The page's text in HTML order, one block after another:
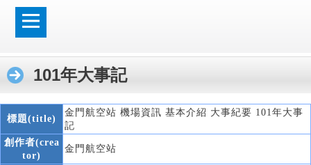
101年大事記
標題(title)
金門航空站 機場資訊 基本介紹 大事紀要 101年大事
記
創作者(crea
tor)
金門航空站